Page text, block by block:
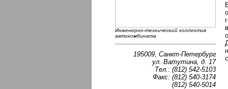
Инженерно-технический коллектив
автокомбината
195009, Санкт-Петербург
ул. Ватутина, д. 17
Тел.: (812) 542-5103
Факс: (812) 540-3174
(812) 540-5014